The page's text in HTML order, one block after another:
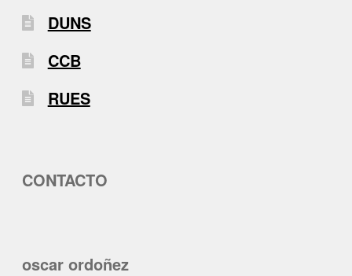
DUNS
CCB
RUES
CONTACTO
oscar ordoñez